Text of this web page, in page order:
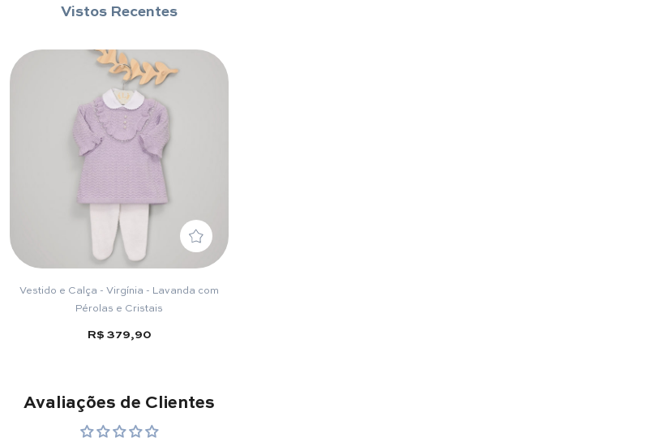
Vistos Recentes
Vestido e Calça - Virgínia - Lavanda com
Pérolas e Cristais
R$ 379,90
Avaliações de Clientes